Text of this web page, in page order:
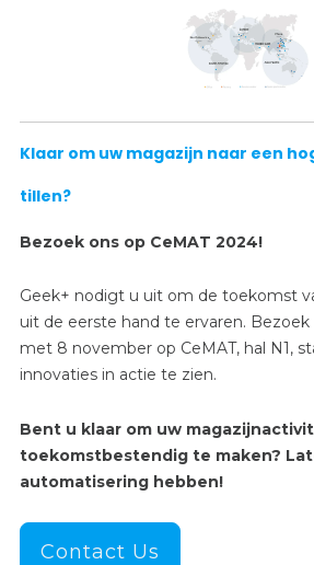
Klaar om uw magazijn naar een
tillen?
Bezoek ons op CeMAT 2024!
Geek+ nodigt u uit om de toekomst
uit de eerste hand te ervaren.
met 8 november op CeMAT, hal N1,
innovaties in actie te zien.
Bent u klaar om uw
toekomstbestendig te maken?
automatisering hebben!
Contact Us